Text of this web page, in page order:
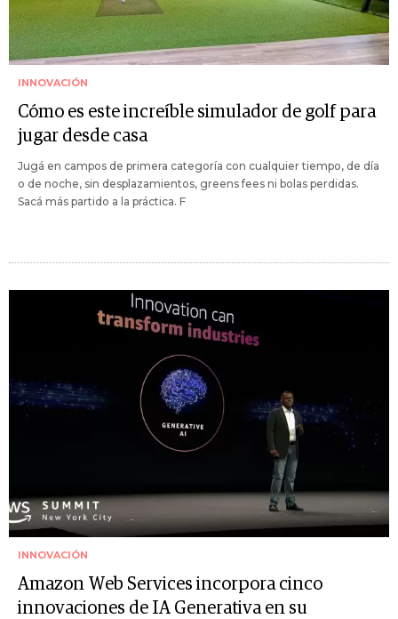
INNOVACIÓN
Cómo es este increíble simulador de golf para
jugar desde casa
Jugá en campos de primera categoría con cualquier tiempo, de día
o de noche, sin desplazamientos, greens fees ni bolas perdidas.
Sacá más partido a la práctica. F
INNOVACIÓN
Amazon Web Services incorpora cinco
innovaciones de IA Generativa en su